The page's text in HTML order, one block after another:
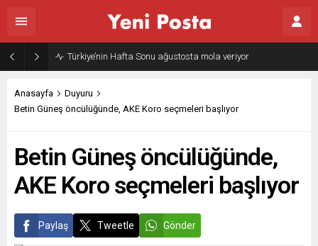
Türkiye’nin Hafta Sonu ağustosta mola veriyor
Anasayfa
Duyuru
Betin Güneş öncülüğünde, AKE Koro seçmeleri başlıyor
Betin Güneş öncülüğünde,
AKE Koro seçmeleri başlıyor
Paylaş Tweetle Gönder